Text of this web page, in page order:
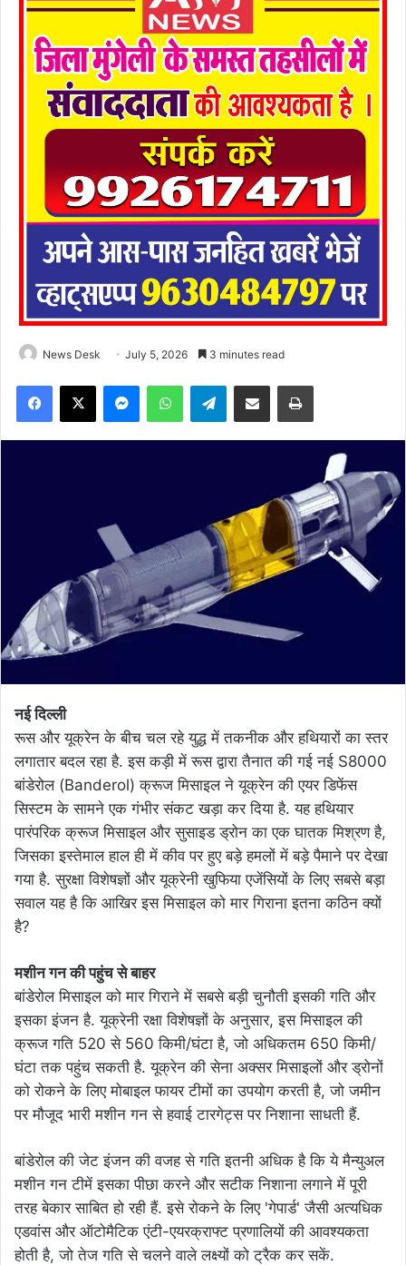
News Desk July 5, 2026 3 minutes read
Facebook
X MessengerWhatsAppTelegramShare via Email Print
नई दिल्ली
रूस और यूक्रेन के बीच चल रहे युद्ध में तकनीक और हथियारों का स्तर
लगातार बदल रहा है. इस कड़ी में रूस द्वारा तैनात की गई नई S8000
बांडेरोल (Banderol) क्रूज मिसाइल ने यूक्रेन की एयर डिफेंस
सिस्टम के सामने एक गंभीर संकट खड़ा कर दिया है. यह हथियार
पारंपरिक क्रूज मिसाइल और सुसाइड ड्रोन का एक घातक मिश्रण है,
जिसका इस्तेमाल हाल ही में कीव पर हुए बड़े हमलों में बड़े पैमाने पर देखा
गया है. सुरक्षा विशेषज्ञों और यूक्रेनी खुफिया एजेंसियों के लिए सबसे बड़ा
सवाल यह है कि आखिर इस मिसाइल को मार गिराना इतना कठिन क्यों
है?
मशीन गन की पहुंच से बाहर
बांडेरोल मिसाइल को मार गिराने में सबसे बड़ी चुनौती इसकी गति और
इसका इंजन है. यूक्रेनी रक्षा विशेषज्ञों के अनुसार, इस मिसाइल की
क्रूज गति 520 से 560 किमी/घंटा है, जो अधिकतम 650 किमी/
घंटा तक पहुंच सकती है. यूक्रेन की सेना अक्सर मिसाइलों और ड्रोनों
को रोकने के लिए मोबाइल फायर टीमों का उपयोग करती है, जो जमीन
पर मौजूद भारी मशीन गन से हवाई टारगेट्स पर निशाना साधती हैं.
बांडेरोल की जेट इंजन की वजह से गति इतनी अधिक है कि ये मैन्युअल
मशीन गन टीमें इसका पीछा करने और सटीक निशाना लगाने में पूरी
तरह बेकार साबित हो रही हैं. इसे रोकने के लिए 'गेपार्ड' जैसी अत्यधिक
एडवांस और ऑटोमैटिक एंटी-एयरक्राफ्ट प्रणालियों की आवश्यकता
होती है, जो तेज गति से चलने वाले लक्ष्यों को ट्रैक कर सकें.